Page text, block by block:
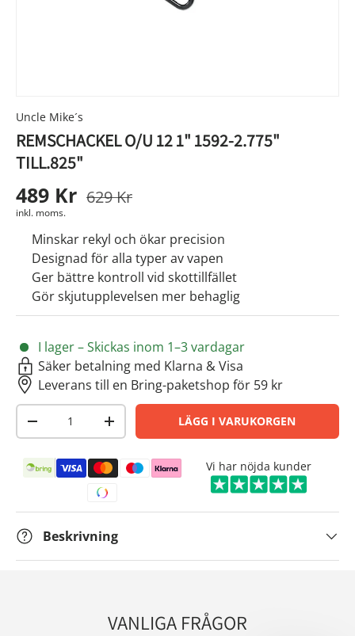
Uncle Mike´s
REMSCHACKEL O/U 12 1" 1592-2.775"
TILL.825"
489 Kr 629 Kr
inkl. moms.
Minskar rekyl och ökar precision
Designad för alla typer av vapen
Ger bättre kontroll vid skottillfället
Gör skjutupplevelsen mer behaglig
I lager – Skickas inom 1–3 vardagar
Säker betalning med Klarna & Visa
Leverans till en Bring-paketshop för 59 kr
-
+ LÄGG I VARUKORGEN
Betalningsmetoder Vi har nöjda kunder
Beskrivning
VANLIGA FRÅGOR